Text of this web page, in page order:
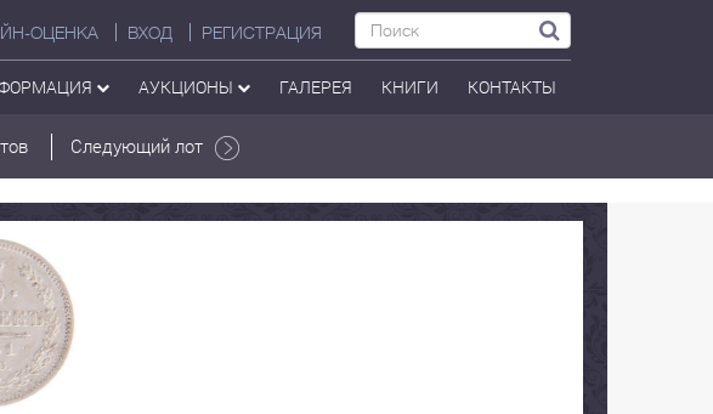
ОЦЕНКА ВХОД РЕГИСТРАЦИЯ
АУКЦИОНЫ ГАЛЕРЕЯ КНИГИ КОНТАКТЫ
Следующий лот